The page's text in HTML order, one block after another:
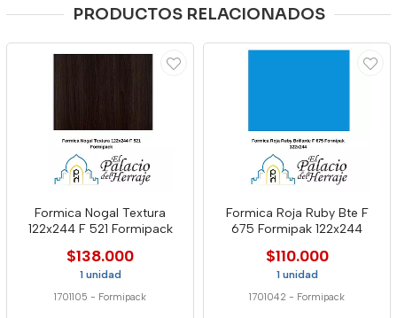
PRODUCTOS RELACIONADOS
Formica Nogal Textura
122x244 F 521 Formipack
$138.000
1 unidad
1701105 - Formipack
Formica Roja Ruby Bte F
675 Formipak 122x244
$110.000
1 unidad
1701042 - Formipack